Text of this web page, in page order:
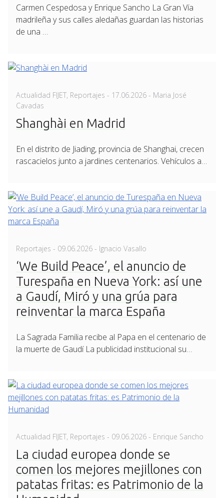
Carmen Cespedosa y Enrique Sancho La Gran Vía
madrileña y sus calles aledañas guardan las historias
de una …
Actualidad FIJET, Reportajes - Posted
17.06.2026 - Maria José
Cavadas
Shanghài en Madrid
En el distrito de Jiading, provincia de Shanghai, crecen
rascacielos junto a jardines centenarios. Vehículos a…
Reportajes - Posted
on
09.06.2026 - Ignacio Vasallo
‘We Build Peace’, el anuncio de
Turespaña en Nueva York: así une
a Gaudí, Miró y una grúa para
reinventar la marca España
La Sagrada Familia recibe al Papa en el centenario de
la muerte de Gaudí La publicidad institucional su…
Actualidad FIJET, Reportajes - Posted
09.06.2026 - Enrique Sancho
La ciudad europea donde se
comen los mejores mejillones con
patatas fritas: es Patrimonio de la